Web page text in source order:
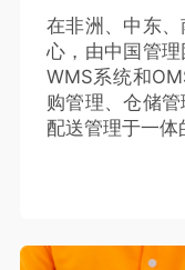
在非洲、中东
心，由中国管
WMS系统和
购管理、仓储
配送管理于一体